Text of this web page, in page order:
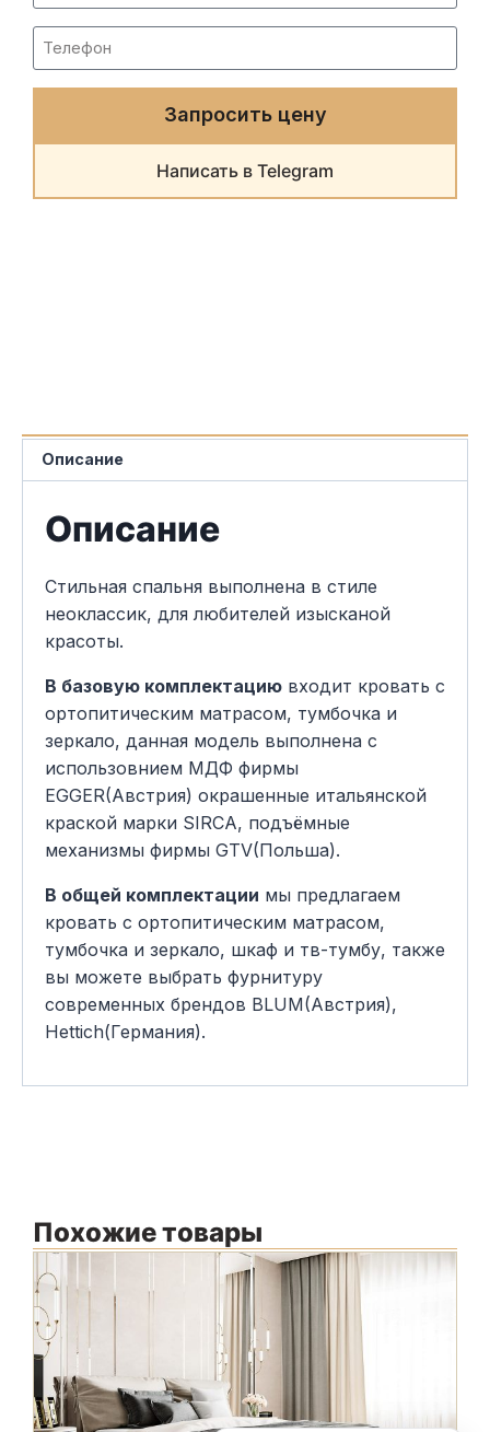
Запросить цену
Написать в Telegram
Описание
Описание
Стильная спальня выполнена в стиле
неоклассик, для любителей изысканой
красоты.
В базовую комплектацию входит кровать с
ортопитическим матрасом, тумбочка и
зеркало, данная модель выполнена с
использовнием МДФ фирмы
EGGER(Австрия) окрашенные итальянской
краской марки SIRCA, подъёмные
механизмы фирмы GTV(Польша).
В общей комплектации мы предлагаем
кровать с ортопитическим матрасом,
тумбочка и зеркало, шкаф и тв-тумбу, также
вы можете выбрать фурнитуру
современных брендов BLUM(Австрия),
Hettich(Германия).
Похожие товары